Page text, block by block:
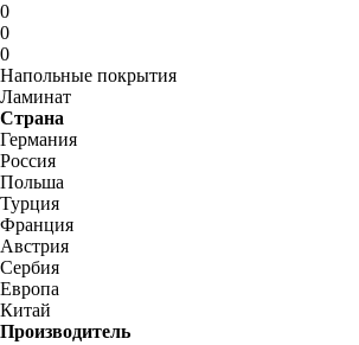
0
0
0
Напольные покрытия
Ламинат
Страна
Германия
Россия
Польша
Турция
Франция
Австрия
Сербия
Европа
Китай
Производитель